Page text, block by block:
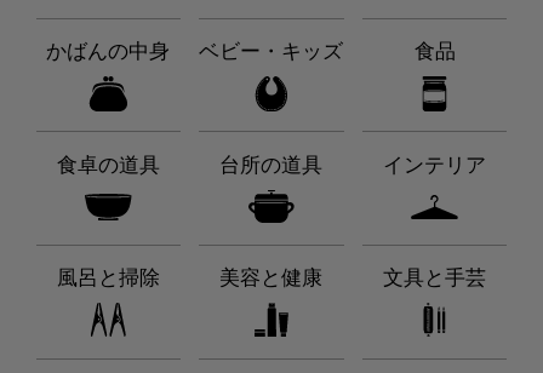
かばんの中身 ベビー・キッズ 食品
食卓の道具 台所の道具 インテリア
風呂と掃除 美容と健康 文具と手芸